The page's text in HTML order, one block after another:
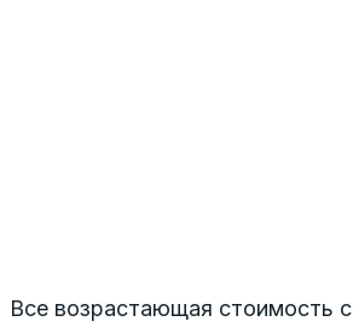
Все возрастающая стоимость